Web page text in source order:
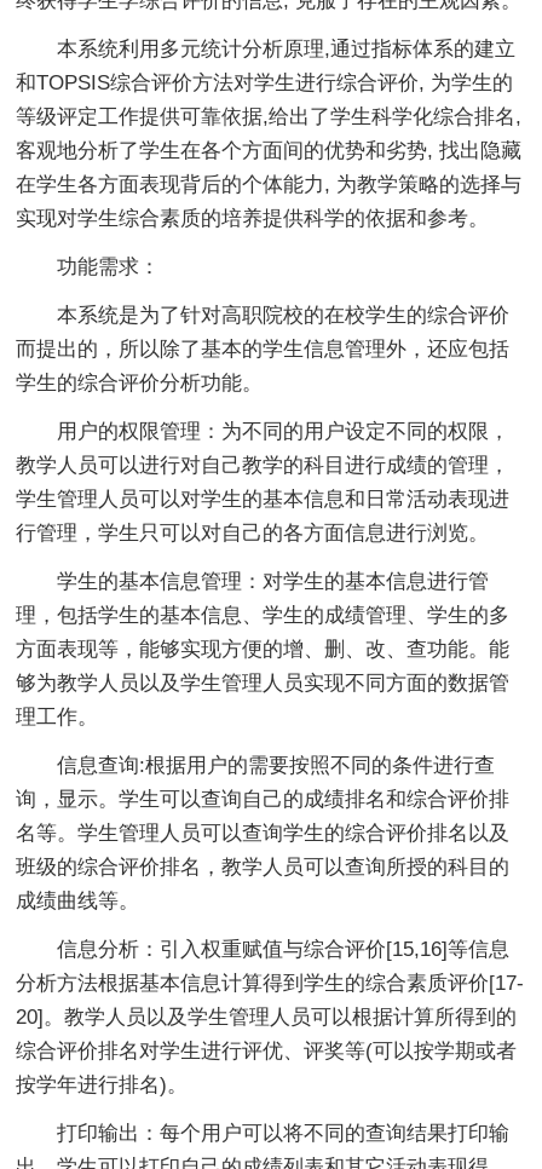
本系统利用多元统计分析原理,通过指标体系的建立
和TOPSIS综合评价方法对学生进行综合评价, 为学生的
等级评定工作提供可靠依据,给出了学生科学化综合排名,
客观地分析了学生在各个方面间的优势和劣势, 找出隐藏
在学生各方面表现背后的个体能力, 为教学策略的选择与
实现对学生综合素质的培养提供科学的依据和参考。
功能需求：
本系统是为了针对高职院校的在校学生的综合评价
而提出的，所以除了基本的学生信息管理外，还应包括
学生的综合评价分析功能。
用户的权限管理：为不同的用户设定不同的权限，
教学人员可以进行对自己教学的科目进行成绩的管理，
学生管理人员可以对学生的基本信息和日常活动表现进
行管理，学生只可以对自己的各方面信息进行浏览。
学生的基本信息管理：对学生的基本信息进行管
理，包括学生的基本信息、学生的成绩管理、学生的多
方面表现等，能够实现方便的增、删、改、查功能。能
够为教学人员以及学生管理人员实现不同方面的数据管
理工作。
信息查询:根据用户的需要按照不同的条件进行查
询，显示。学生可以查询自己的成绩排名和综合评价排
名等。学生管理人员可以查询学生的综合评价排名以及
班级的综合评价排名，教学人员可以查询所授的科目的
成绩曲线等。
信息分析：引入权重赋值与综合评价[15,16]等信息
分析方法根据基本信息计算得到学生的综合素质评价[17-
20]。教学人员以及学生管理人员可以根据计算所得到的
综合评价排名对学生进行评优、评奖等(可以按学期或者
按学年进行排名)。
打印输出：每个用户可以将不同的查询结果打印输